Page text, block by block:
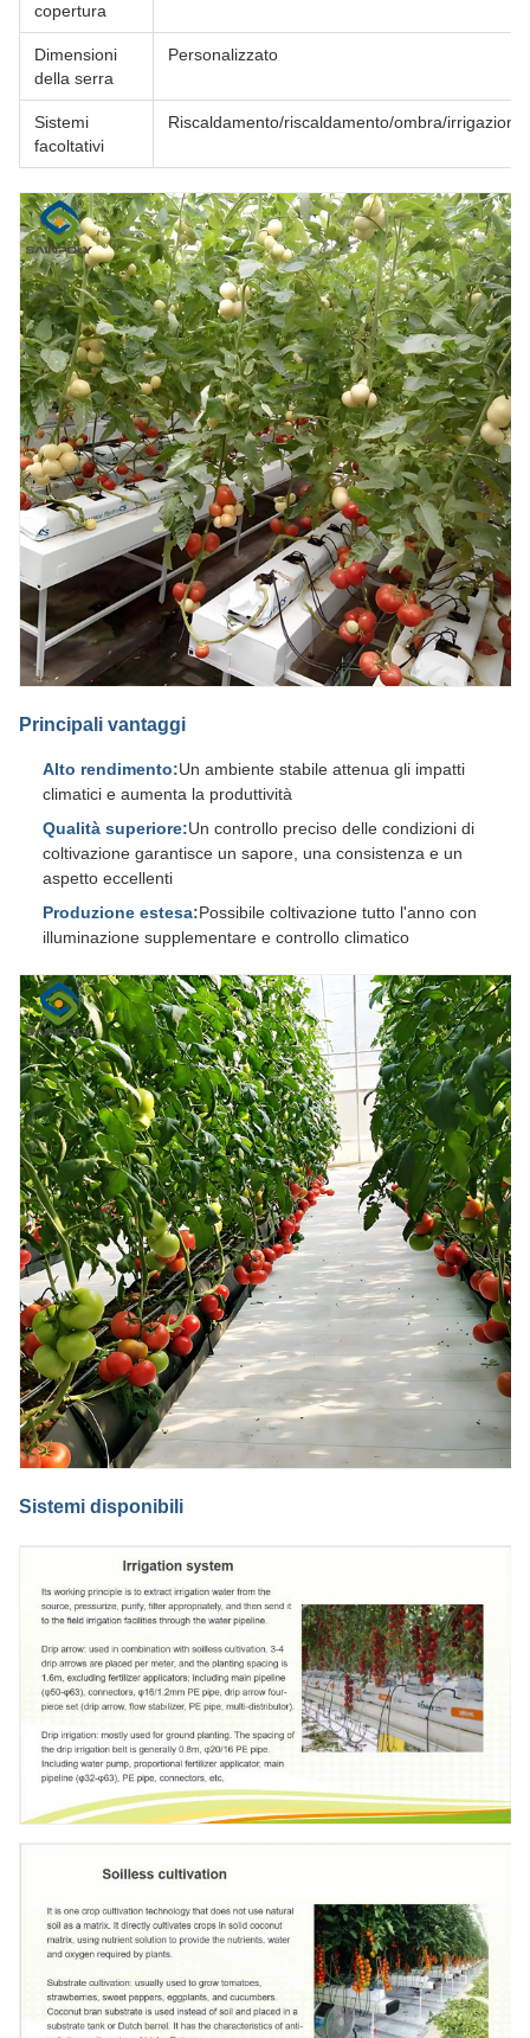
copertura
Dimensioni
della serra
Personalizzato
Sistemi
facoltativi
Riscaldamento/riscaldamento/ombra/
Principali vantaggi
Alto rendimento:Un ambiente stabile attenua gli impatti
climatici e aumenta la produttività
Qualità superiore:Un controllo preciso delle condizioni di
coltivazione garantisce un sapore, una consistenza e un
aspetto eccellenti
Produzione estesa:Possibile coltivazione tutto l'anno con
illuminazione supplementare e controllo climatico
Sistemi disponibili